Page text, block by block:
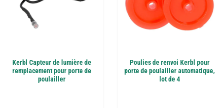
Kerbl Capteur de lumière de
remplacement pour porte de
poulailler
Poulies de renvoi Kerbl pour
porte de poulailler automatique,
lot de 4